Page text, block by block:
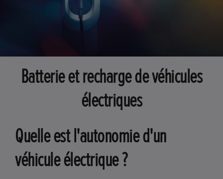
Batterie et recharge de véhicules
électriques
Quelle est l'autonomie d'un
véhicule électrique ?